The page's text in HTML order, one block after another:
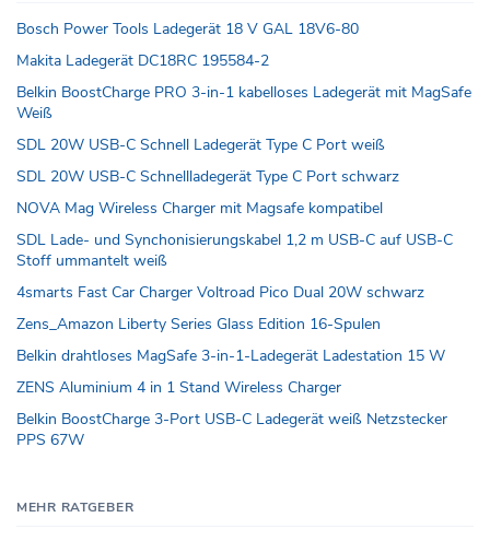
Bosch Power Tools Ladegerät 18 V GAL 18V6-80
Makita Ladegerät DC18RC 195584-2
Belkin BoostCharge PRO 3-in-1 kabelloses Ladegerät mit MagSafe
Weiß
SDL 20W USB-C Schnell Ladegerät Type C Port weiß
SDL 20W USB-C Schnellladegerät Type C Port schwarz
NOVA Mag Wireless Charger mit Magsafe kompatibel
SDL Lade- und Synchonisierungskabel 1,2 m USB-C auf USB-C
Stoff ummantelt weiß
4smarts Fast Car Charger Voltroad Pico Dual 20W schwarz
Zens_Amazon Liberty Series Glass Edition 16-Spulen
Belkin drahtloses MagSafe 3-in-1-Ladegerät Ladestation 15 W
ZENS Aluminium 4 in 1 Stand Wireless Charger
Belkin BoostCharge 3-Port USB-C Ladegerät weiß Netzstecker
PPS 67W
MEHR RATGEBER